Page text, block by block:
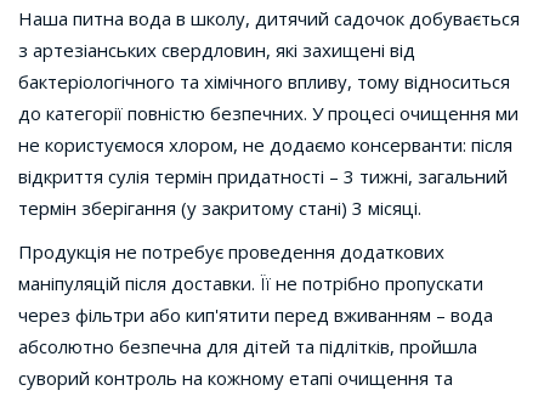
Наша питна вода в школу, дитячий садочок добувається
з артезіанських свердловин, які захищені від
бактеріологічного та хімічного впливу, тому відноситься
до категорії повністю безпечних. У процесі очищення ми
не користуємося хлором, не додаємо консерванти: після
відкриття сулія термін придатності – 3 тижні, загальний
термін зберігання (у закритому стані) 3 місяці.
Продукція не потребує проведення додаткових
маніпуляцій після доставки. Її не потрібно пропускати
через фільтри або кип'ятити перед вживанням – вода
абсолютно безпечна для дітей та підлітків, пройшла
суворий контроль на кожному етапі очищення та